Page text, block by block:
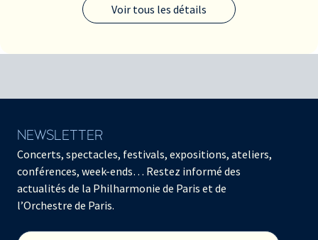
Voir tous les détails
NEWSLETTER
Concerts, spectacles, festivals, expositions, ateliers,
conférences, week-ends… Restez informé des
actualités de la Philharmonie de Paris et de
l’Orchestre de Paris.